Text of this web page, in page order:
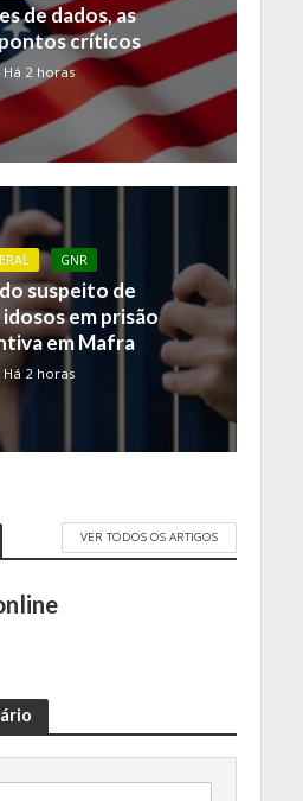
de dados, as
críticos
Há 2 horas
GNR
suspeito de
em prisão
em Mafra
Há 2 horas
VER TODOS OS ARTIGOS